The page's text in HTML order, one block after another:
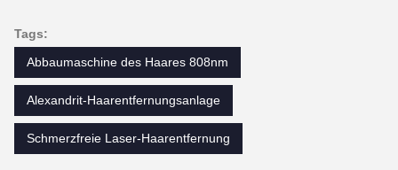
Tags:
Abbaumaschine des Haares 808nm
Alexandrit-Haarentfernungsanlage
Schmerzfreie Laser-Haarentfernung